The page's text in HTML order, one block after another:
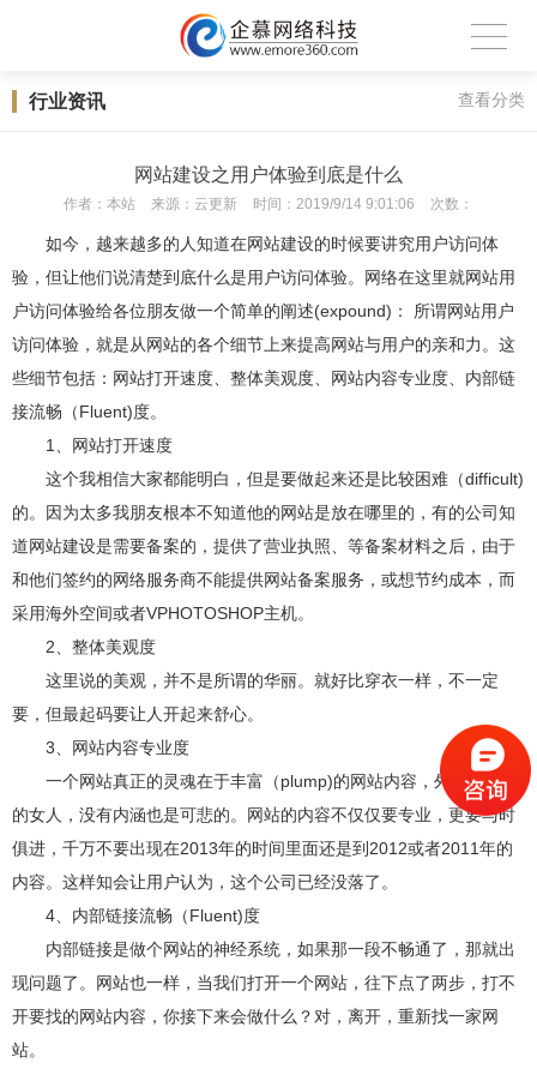
行业资讯 查看分类
网站建设之用户体验到底是什么
作者： 本站 来源： 云更新 时间： 2019/9/14 9:01:06 次数：
如今，越来越多的人知道在网站建设的时候要讲究用户访问体
验，但让他们说清楚到底什么是用户访问体验。网络在这里就网站用
户访问体验给各位朋友做一个简单的阐述(expound)： 所谓网站用户
访问体验，就是从网站的各个细节上来提高网站与用户的亲和力。这
些细节包括：网站打开速度、整体美观度、网站内容专业度、内部链
接流畅（Fluent)度。
1、网站打开速度
这个我相信大家都能明白，但是要做起来还是比较困难（difficult)
的。因为太多我朋友根本不知道他的网站是放在哪里的，有的公司知
道网站建设是需要备案的，提供了营业执照、等备案材料之后，由于
和他们签约的网络服务商不能提供网站备案服务，或想节约成本，而
采用海外空间或者VPHOTOSHOP主机。
2、整体美观度
这里说的美观，并不是所谓的华丽。就好比穿衣一样，不一定
要，但最起码要让人开起来舒心。
3、网站内容专业度
一个网站真正的灵魂在于丰富（plump)的网站内容，外表再好看
的女人，没有内涵也是可悲的。网站的内容不仅仅要专业，更要与时
俱进，千万不要出现在2013年的时间里面还是到2012或者2011年的
内容。这样知会让用户认为，这个公司已经没落了。
4、内部链接流畅（Fluent)度
内部链接是做个网站的神经系统，如果那一段不畅通了，那就出
现问题了。网站也一样，当我们打开一个网站，往下点了两步，打不
开要找的网站内容，你接下来会做什么？对，离开，重新找一家网
站。